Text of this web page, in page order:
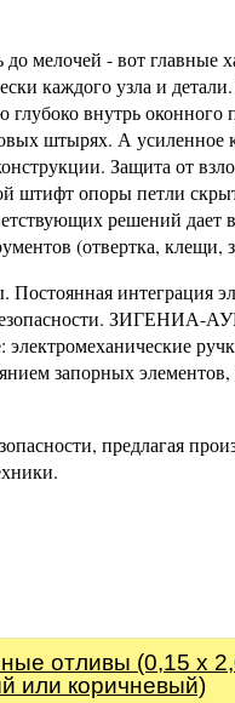
мелочей - вот главные
каждого узла и
внутрь
штырях. А усиленное
Защита от
штифт опоры петли
решений дает
(отвертка, клещи,
интеграция
ЗИГЕНИА-
запорных
предлагая
отливы (0,15 х
или коричневый)